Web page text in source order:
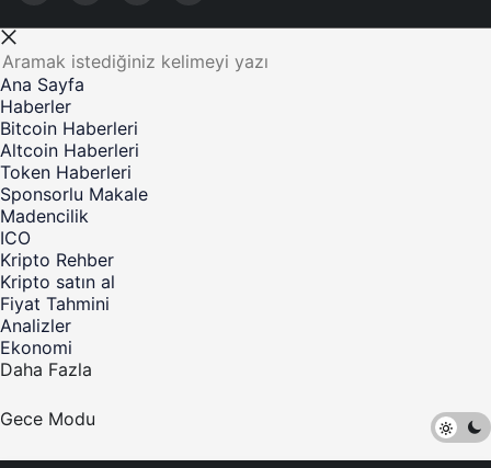
Ana Sayfa
Haberler
Bitcoin Haberleri
Altcoin Haberleri
Token Haberleri
Sponsorlu Makale
Madencilik
ICO
Kripto Rehber
Kripto satın al
Fiyat Tahmini
Analizler
Ekonomi
Daha Fazla
Gece Modu